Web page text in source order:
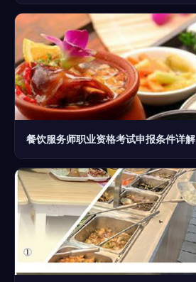
餐饮服务师职业资格考试申报条件详解